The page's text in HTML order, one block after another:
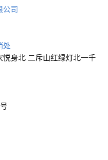
公司
处
身北 二斥山红绿灯北一千